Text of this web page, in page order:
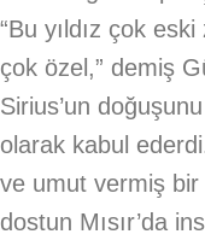
“Bu yıldız çok
çok özel,” demiş
Sirius’un
olarak kabul
ve umut vermiş bir
dostun Mısır’da